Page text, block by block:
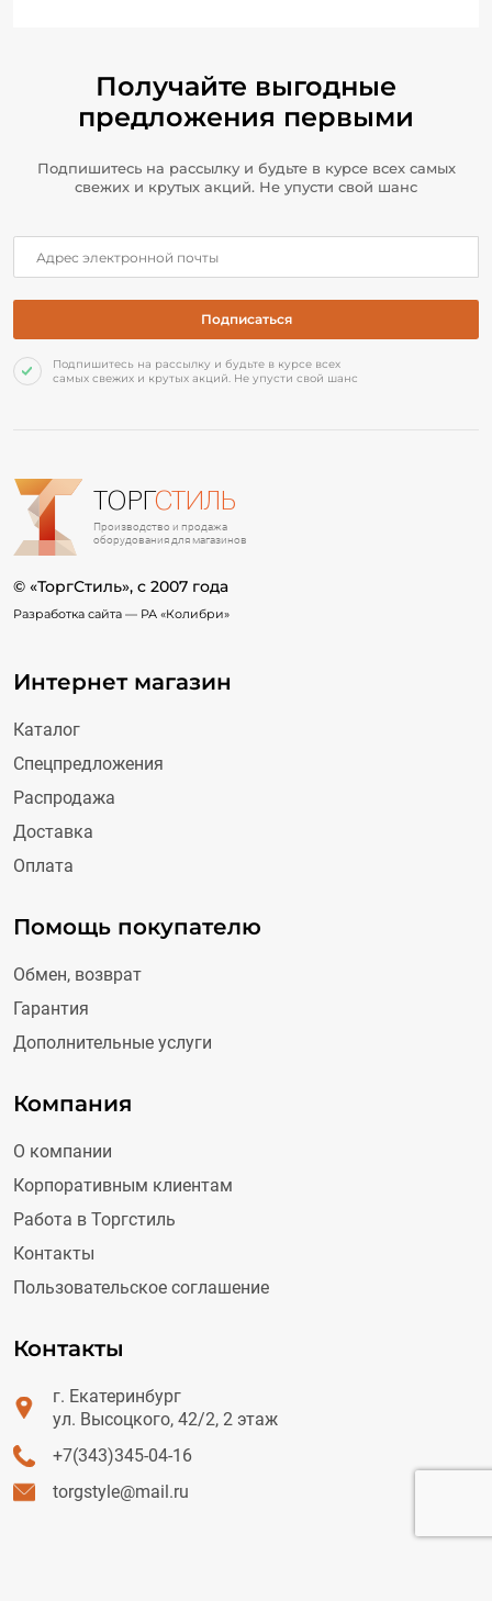
Получайте выгодные
предложения первыми
Подпишитесь на рассылку и будьте в курсе всех самых
свежих и крутых акций. Не упусти свой шанс
Подпишитесь на рассылку и будьте в курсе всех
самых свежих и крутых акций. Не упусти свой шанс
ТОРГСТИЛЬ
Производство и продажа
оборудования для магазинов
© «ТоргСтиль», c 2007 года
Разработка сайта — РА «Колибри»
Интернет магазин
Каталог
Спецпредложения
Распродажа
Доставка
Оплата
Помощь покупателю
Обмен, возврат
Гарантия
Дополнительные услуги
Компания
О компании
Корпоративным клиентам
Работа в Торгстиль
Контакты
Пользовательское соглашение
Контакты
г. Екатеринбург
ул. Высоцкого, 42/2, 2 этаж
+7(343)345-04-16
torgstyle@mail.ru